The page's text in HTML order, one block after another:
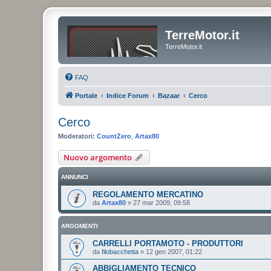
TerreMotor.it
TerreMotor.it
FAQ
Portale Indice Forum Bazaar Cerco
Cerco
Moderatori: CountZero Artax80
Nuovo argomento
ANNUNCI
REGOLAMENTO MERCATINO
da Artax80 » 27 mar 2009, 09:58
ARGOMENTI
CARRELLI PORTAMOTO - PRODUTTORI
da filobacchetta » 12 gen 2007, 01:22
ABBIGLIAMENTO TECNICO